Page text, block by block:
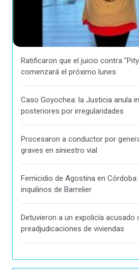
Ratificaron que el juicio contra
comenzará el próximo lunes
Caso Goyochea: la Justicia anula
posteriores por irregularidades
Procesaron a conductor por
graves en siniestro vial
Femicidio de Agostina en
inquilinos de Barrelier
Detuvieron a un expolicía acusado
preadjudicaciones de viviendas